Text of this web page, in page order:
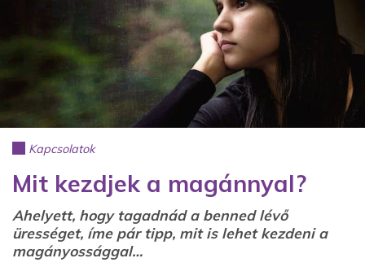
Kapcsolatok
Mit kezdjek a magánnyal?
Ahelyett, hogy tagadnád a benned lévő
ürességet, íme pár tipp, mit is lehet kezdeni a
magányossággal…